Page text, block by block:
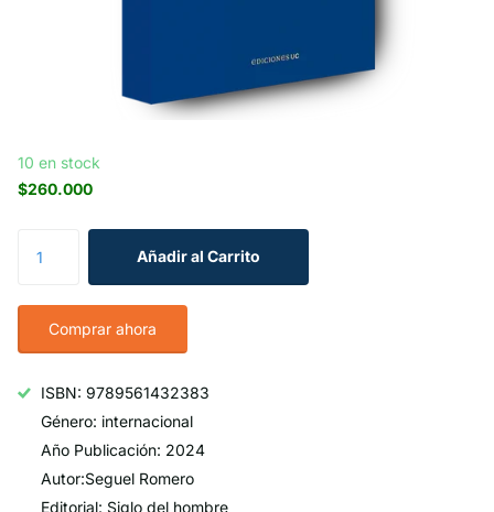
10 en stock
$260.000
Añadir al Carrito
Comprar ahora
ISBN: 9789561432383
Género: internacional
Año Publicación: 2024
Autor:Seguel Romero
Editorial: Siglo del hombre